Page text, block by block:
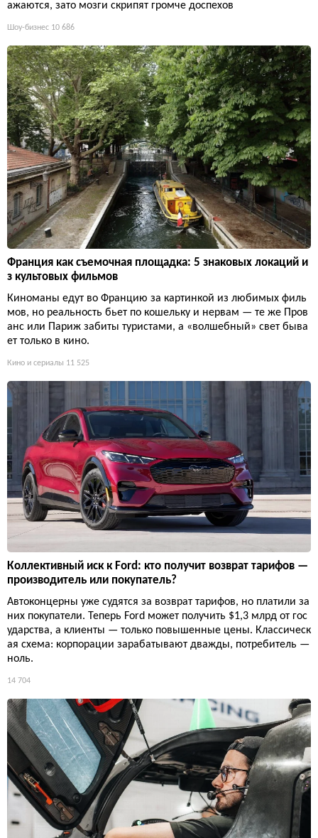
ажаются, зато мозги скрипят громче доспехов
Шоу-бизнес 10 686
Франция как съемочная площадка: 5 знаковых локаций и
з культовых фильмов
Киноманы едут во Францию за картинкой из любимых филь
мов, но реальность бьет по кошельку и нервам — те же Пров
анс или Париж забиты туристами, а «волшебный» свет быва
ет только в кино.
Кино и сериалы 11 525
Коллективный иск к Ford: кто получит возврат тарифов —
производитель или покупатель?
Автоконцерны уже судятся за возврат тарифов, но платили за
них покупатели. Теперь Ford может получить $1,3 млрд от гос
ударства, а клиенты — только повышенные цены. Классическ
ая схема: корпорации зарабатывают дважды, потребитель —
ноль.
14 704